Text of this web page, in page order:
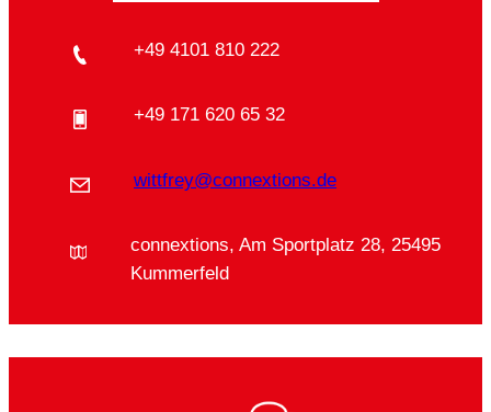
+49 4101 810 222
+49 171 620 65 32
wittfrey@connextions.de
connextions, Am Sportplatz 28, 25495
Kummerfeld